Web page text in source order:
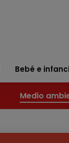
Bebé e
Medio